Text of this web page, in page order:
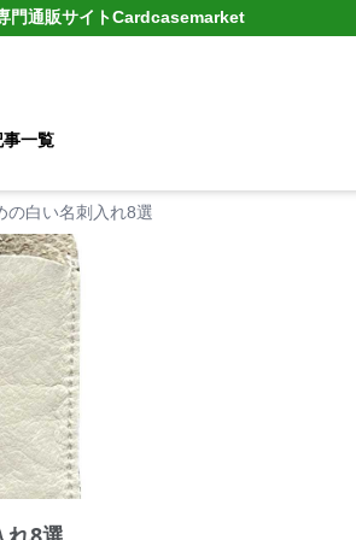
門通販サイトCardcasemarket
事一覧
の白い名刺入れ8選